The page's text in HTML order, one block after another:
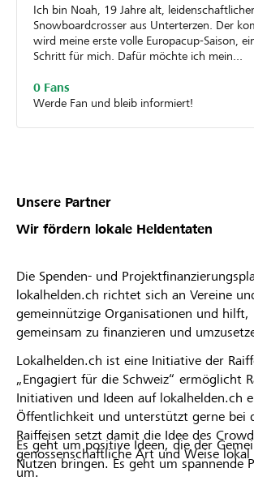
Ich bin Noah, 19 Jahre alt, leidenschaftlicher
Snowboardcrosser aus Unterterzen. Der
wird meine erste volle Europacup-Saison,
Schritt für mich. Dafür möchte ich mein...
0 Fans
Werde Fan und bleib informiert!
Unsere Partner
Wir fördern lokale Heldentaten
Die Spenden- und
lokalhelden.ch richtet sich an Vereine
gemeinnützige Organisationen und hilft,
gemeinsam zu finanzieren und
Lokalhelden.ch ist eine Initiative der
„Engagiert für die Schweiz“ ermöglicht
Initiativen und Ideen auf lokalhelden.ch
Öffentlichkeit und unterstützt gerne bei
Raiffeisen setzt damit die Idee des
genossenschaftliche Art und Weise
um.
Es geht um positive Ideen, die der
Nutzen bringen. Es geht um spannende